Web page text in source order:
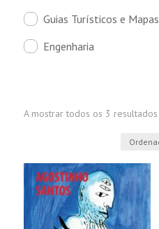
Guias Turísticos e Mapas
Engenharia
A mostrar todos os 3 resultados